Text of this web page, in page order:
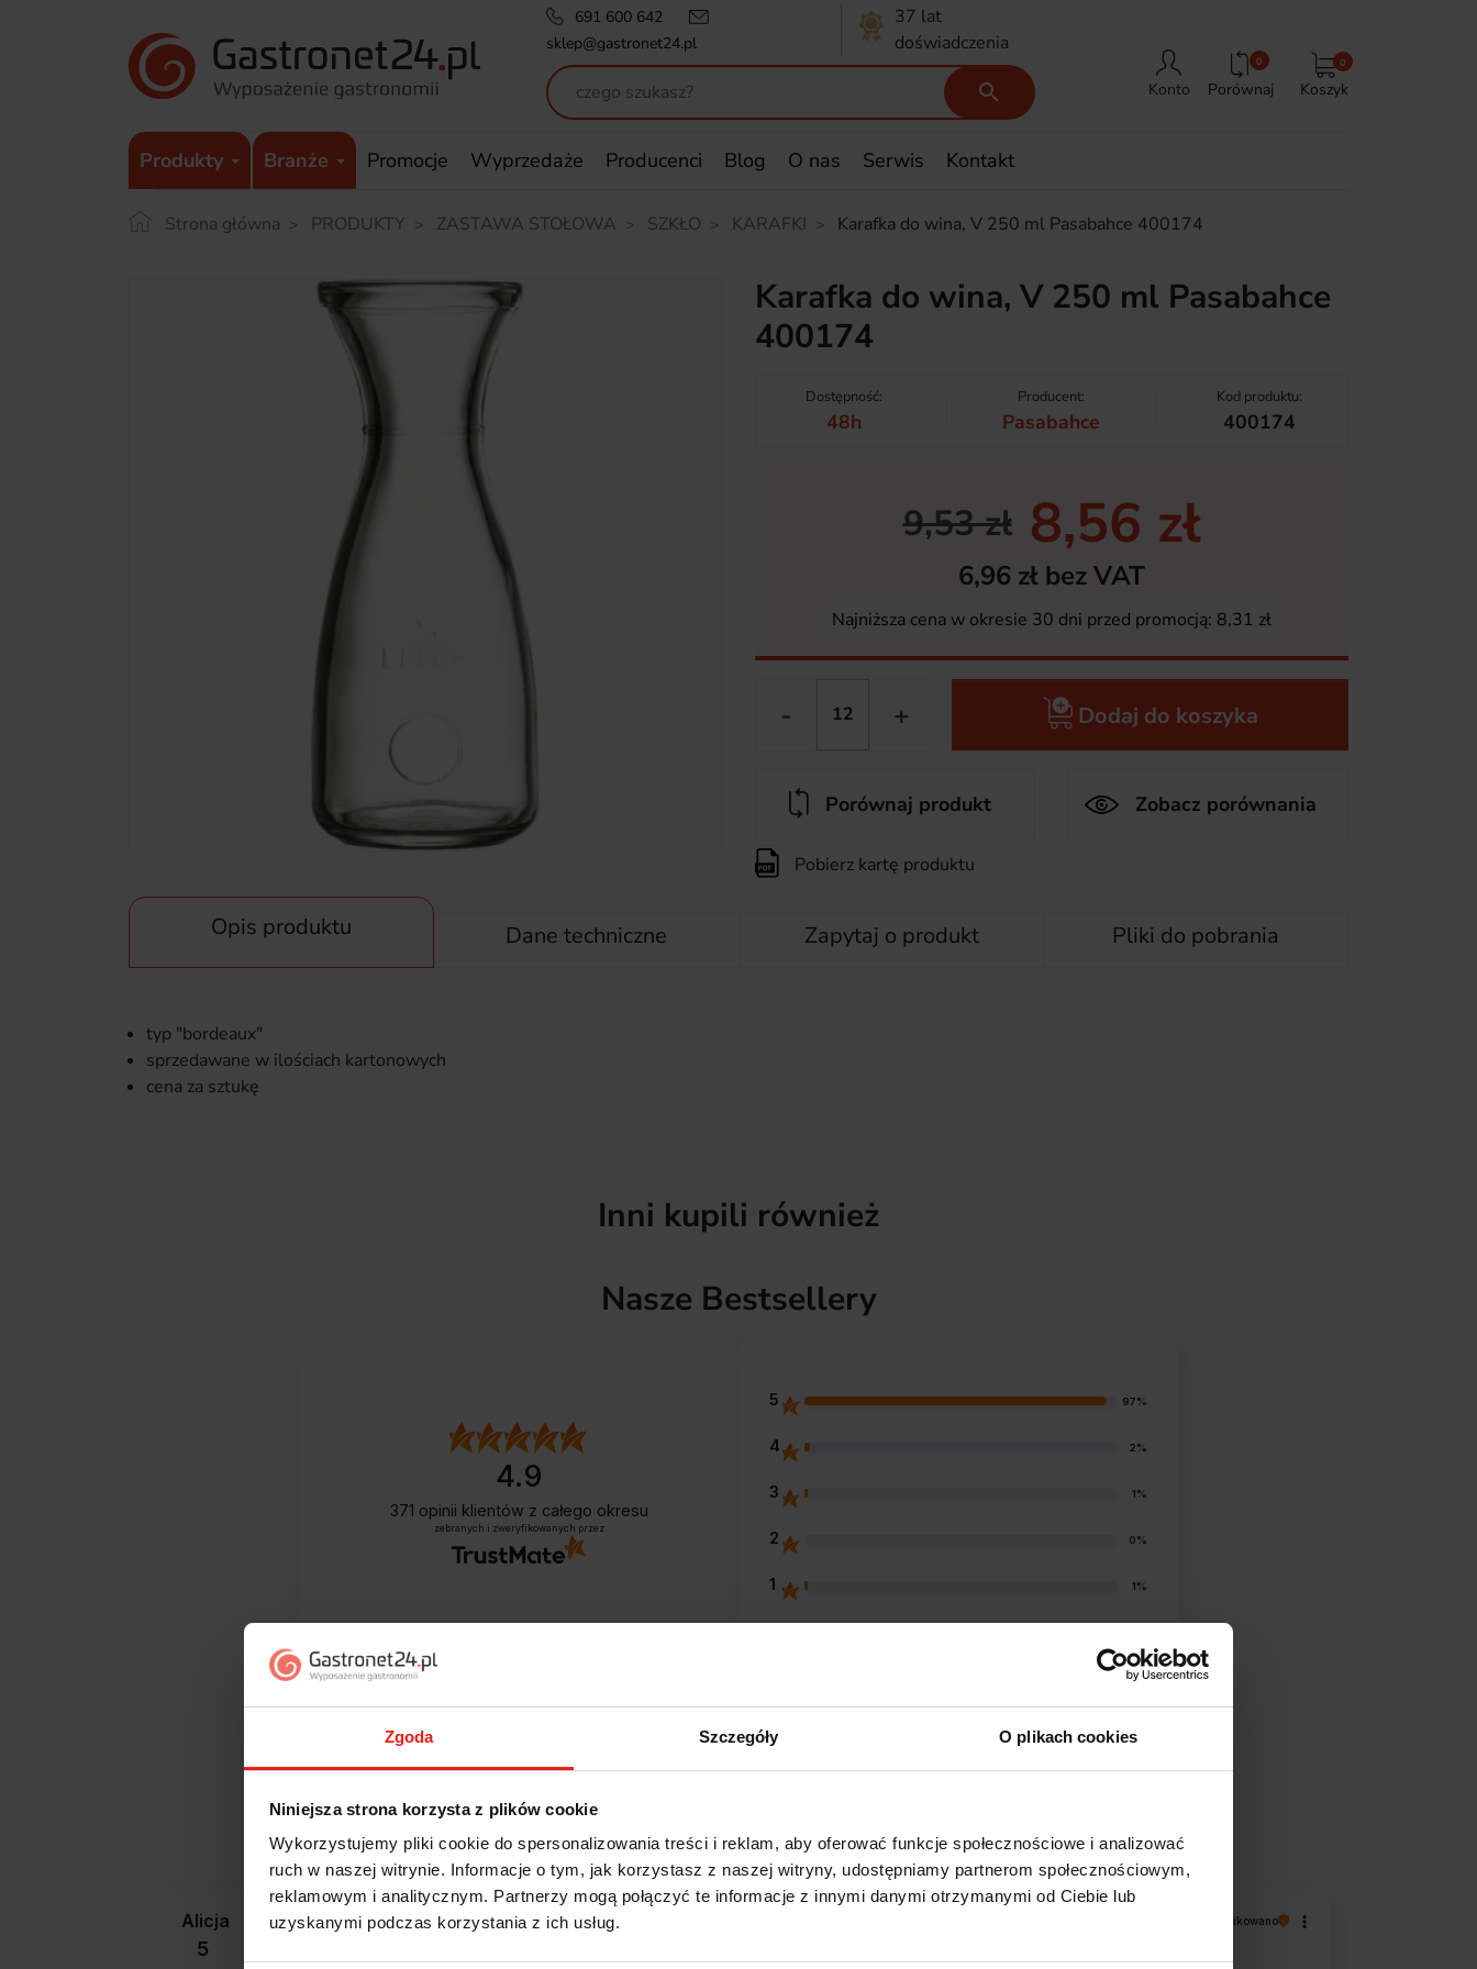
Zgoda Szczegóły O plikach cookies
Niniejsza strona korzysta z plików cookie
Wykorzystujemy pliki cookie do spersonalizowania treści i reklam, aby oferować funkcje społecznościowe i analizować
ruch w naszej witrynie. Informacje o tym, jak korzystasz z naszej witryny, udostępniamy partnerom społecznościowym,
reklamowym i analitycznym. Partnerzy mogą połączyć te informacje z innymi danymi otrzymanymi od Ciebie lub
uzyskanymi podczas korzystania z ich usług.
691 600 642
sklep@gastronet24.pl
37 lat
doświadczenia
 Konto
0
Porównaj Koszyk
0
Produkty Branże Promocje Wyprzedaże Producenci Blog O nas Serwis Kontakt
Strona główna PRODUKTY ZASTAWA STOŁOWA SZKŁO KARAFKI Karafka do wina, V 250 ml Pasabahce 400174
Karafka do wina, V 250 ml Pasabahce
400174
Dostępność:
48h
Producent:
Pasabahce
Kod produktu:
400174
9,53 zł 8,56 zł
6,96 zł bez VAT
Najniższa cena w okresie 30 dni przed promocją: 8,31 zł
- + Dodaj do koszyka
Porównaj produkt Zobacz porównania
Pobierz kartę produktu
Opis produktu Dane techniczne Zapytaj o produkt Pliki do pobrania
typ "bordeaux"
sprzedawane w ilościach kartonowych
cena za sztukę
Inni kupili również
Nasze Bestsellery
4.9
371 opinii klientów z całego okresu
zebranych i zweryfikowanych przez
5 97%
4 2%
3 1%
2 0%
1 1%
Opinie klientów
Jak zbieramy opinie?
Alicja zweryfikowano
5
Magdalena zweryfikowano